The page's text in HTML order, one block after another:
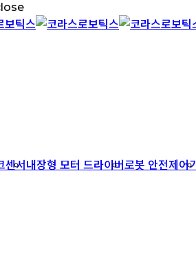
센서 내장형 모터 드라이버 로봇 안전제어기